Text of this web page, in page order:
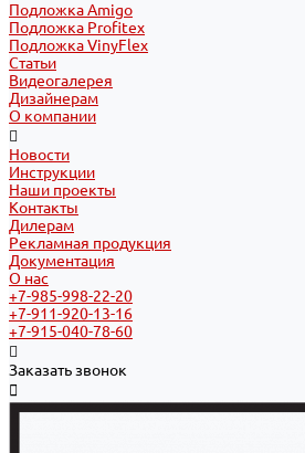
Подложка Amigo
Подложка Profitex
Подложка VinyFlex
Статьи
Видеогалерея
Дизайнерам
О компании
Новости
Инструкции
Наши проекты
Контакты
Дилерам
Рекламная продукция
Документация
О нас
+7-985-998-22-20
+7-911-920-13-16
+7-915-040-78-60
Заказать звонок